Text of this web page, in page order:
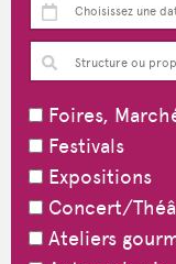
Foires,
Festivals
Expositions
Concert/
Ateliers